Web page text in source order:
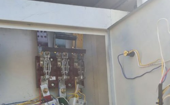
Ҳуқуқий билимларни
форматда ўрганиш имконияти
29-июн 2026, 10:29
Халқ билан очиқ мулоқот —
манфаатларига хизмат қилувчи
давлат бошқарувининг муҳим
25-июн 2026, 11:04